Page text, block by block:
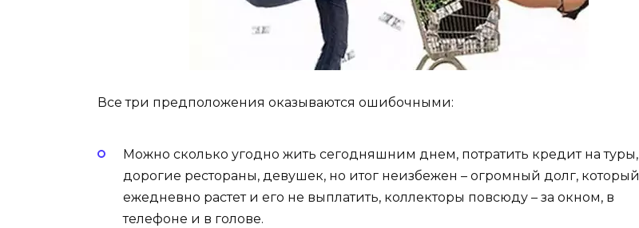
Все три предположения оказываются ошибочными:
Можно сколько угодно жить сегодняшним днем, потратить кредит на туры,
дорогие рестораны, девушек, но итог неизбежен – огромный долг, который
ежедневно растет и его не выплатить, коллекторы повсюду – за окном, в
телефоне и в голове.